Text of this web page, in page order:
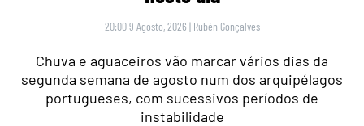
20:00 9 Agosto, 2026 | Rubén Gonçalves
Chuva e aguaceiros vão marcar vários dias da
segunda semana de agosto num dos arquipélagos
portugueses, com sucessivos períodos de
instabilidade